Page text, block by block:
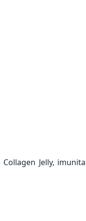
Jelly,